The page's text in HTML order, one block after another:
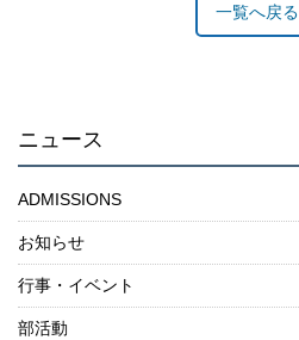
一覧へ戻る
ニュース
ADMISSIONS
お知らせ
行事・イベント
部活動